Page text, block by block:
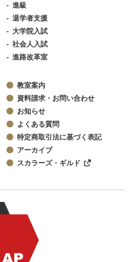
進級
退学者支援
大学院入試
社会人入試
進路改革室
教室案内
資料請求・お問い合わせ
お知らせ
よくある質問
特定商取引法に基づく表記
アーカイブ
スカラーズ・ギルド